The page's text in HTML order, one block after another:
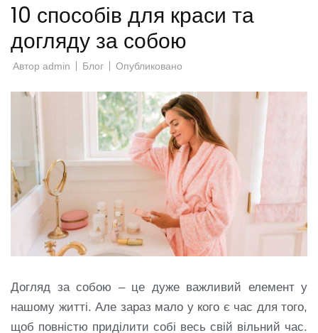
10 способів для краси та
догляду за собою
Автор admin Блог Опубликовано
Догляд за собою – це дуже важливий елемент у
нашому житті. Але зараз мало у кого є час для того,
щоб повністю приділити собі весь свій вільний час.